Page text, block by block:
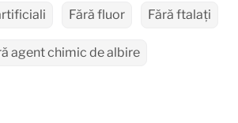
Fără fluor Fără ftalați
agent chimic de albire